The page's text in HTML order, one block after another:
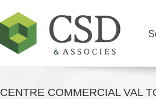
CENTRE COMMERCIAL VAL